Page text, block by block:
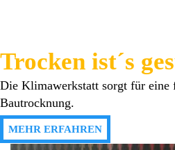
Trocken ist´s
Die Klimawerkstatt sorgt für eine
Bautrocknung.
MEHR ERFAHREN